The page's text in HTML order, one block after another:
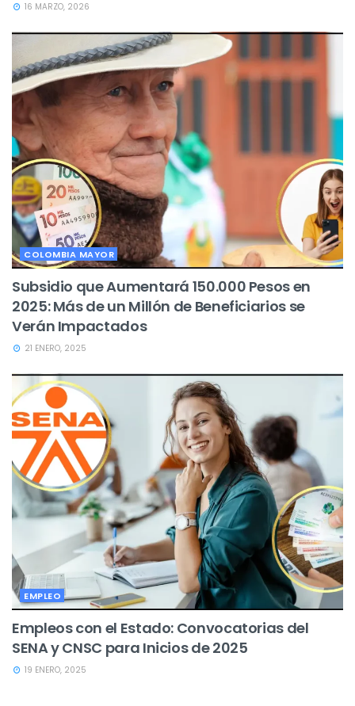
16 MARZO, 2026
COLOMBIA MAYOR
Subsidio que Aumentará 150.000 Pesos en
2025: Más de un Millón de Beneficiarios se
Verán Impactados
21 ENERO, 2025
EMPLEO
Empleos con el Estado: Convocatorias del
SENA y CNSC para Inicios de 2025
19 ENERO, 2025